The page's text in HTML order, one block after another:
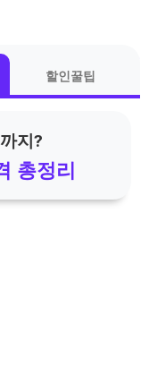
할인꿀팁
지?
총정리